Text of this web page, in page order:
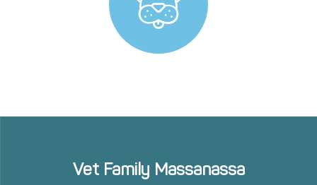
Vet Family Massanassa